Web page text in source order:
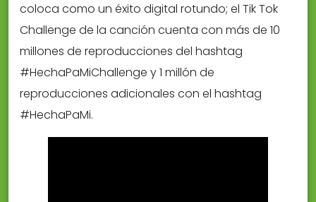
coloca como un éxito digital rotundo; el Tik Tok
Challenge de la canción cuenta con más de 10
millones de reproducciones del hashtag
#HechaPaMiChallenge y 1 millón de
reproducciones adicionales con el hashtag
#HechaPaMi.